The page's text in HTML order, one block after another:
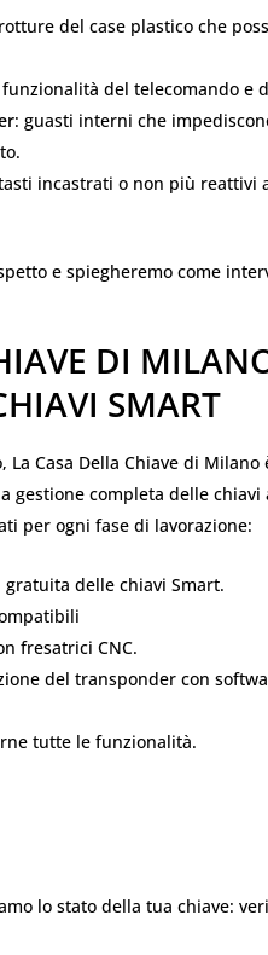
del case plastico che
del telecomando e
: guasti interni che
incastrati o non più reattivi
e spiegheremo come
DI
SMART
Casa Della Chiave di Milano
gestione completa delle
per ogni fase di lavorazione:
delle chiavi Smart.
fresatrici CNC.
del transponder con
tutte le funzionalità.
lo stato della tua chiave: